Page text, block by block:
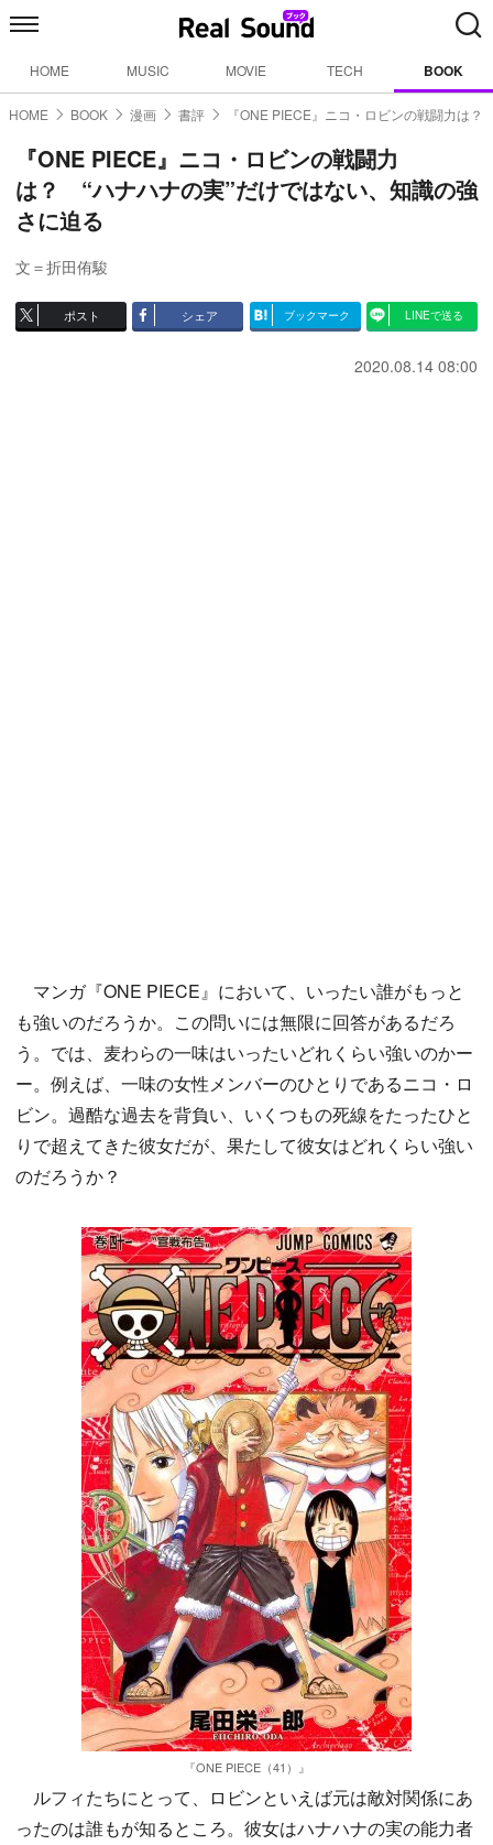
HOME MUSIC MOVIE TECH BOOK
HOME BOOK 漫画 書評 『ONE PIECE』ニコ・ロビンの戦闘力は？
『ONE PIECE』ニコ・ロビンの戦闘力
は？ “ハナハナの実”だけではない、知識の強
さに迫る
文＝折田侑駿
ポスト シェア ブックマーク LINEで送る
2020.08.14 08:00
マンガ『ONE PIECE』において、いったい誰がもっと
も強いのだろうか。この問いには無限に回答があるだろ
う。では、麦わらの一味はいったいどれくらい強いのかー
ー。例えば、一味の女性メンバーのひとりであるニコ・ロ
ビン。過酷な過去を背負い、いくつもの死線をたったひと
りで超えてきた彼女だが、果たして彼女はどれくらい強い
のだろうか？
『ONE PIECE（41）』
ルフィたちにとって、ロビンといえば元は敵対関係にあ
ったのは誰もが知るところ。彼女はハナハナの実の能力者